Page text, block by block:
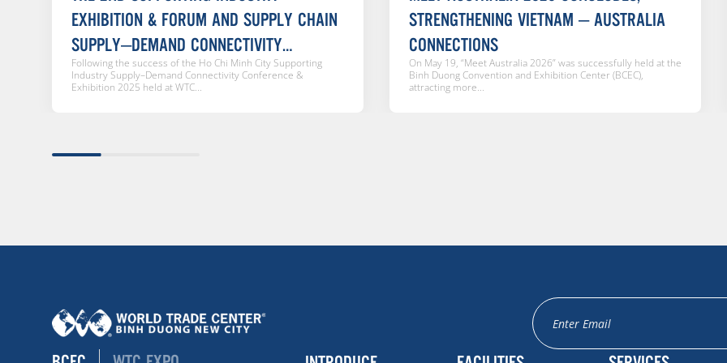
EXHIBITION & FORUM AND SUPPLY CHAIN
SUPPLY–DEMAND CONNECTIVITY
CONFERENCE 2026
Following the success of the Ho Chi Minh City Supporting
Industry Supply–Demand Connectivity Conference &
Exhibition 2025 held at WTC...
STRENGTHENING VIETNAM – AUSTRALIA
CONNECTIONS
On May 19, “Meet Australia 2026” was successfully held at the
Binh Duong Convention and Exhibition Center (BCEC),
attracting more...